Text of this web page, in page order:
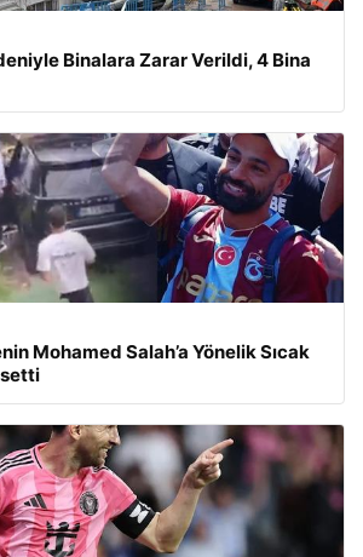
Binalara Zarar Verildi, 4 Bina
Mohamed Salah’a Yönelik Sıcak